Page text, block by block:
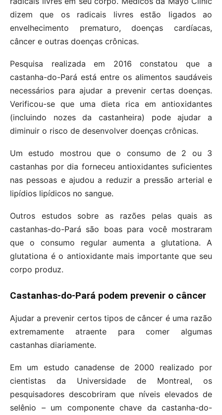
dizem que os radicais livres estão ligados ao
envelhecimento prematuro, doenças cardíacas,
câncer e outras doenças crônicas.
Pesquisa realizada em 2016 constatou que a
castanha-do-Pará está entre os alimentos saudáveis
necessários para ajudar a prevenir certas doenças.
Verificou-se que uma dieta rica em antioxidantes
(incluindo nozes da castanheira) pode ajudar a
diminuir o risco de desenvolver doenças crônicas.
Um estudo mostrou que o consumo de 2 ou 3
castanhas por dia forneceu antioxidantes suficientes
nas pessoas e ajudou a reduzir a pressão arterial e
lipídios lipídicos no sangue.
Outros estudos sobre as razões pelas quais as
castanhas-do-Pará são boas para você mostraram
que o consumo regular aumenta a glutationa. A
glutationa é o antioxidante mais importante que seu
corpo produz.
Castanhas-do-Pará podem prevenir o câncer
Ajudar a prevenir certos tipos de câncer é uma razão
extremamente atraente para comer algumas
castanhas diariamente.
Em um estudo canadense de 2000 realizado por
cientistas da Universidade de Montreal, os
pesquisadores descobriram que níveis elevados de
selênio – um componente chave da castanha-do-